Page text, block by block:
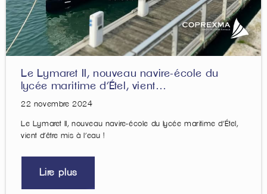
Le Lymaret II, nouveau navire-école du
lycée maritime d’Étel, vient…
22 novembre 2024
Le Lymaret II, nouveau navire-école du lycée maritime d’Étel,
vient d’être mis à l’eau !
Lire plus